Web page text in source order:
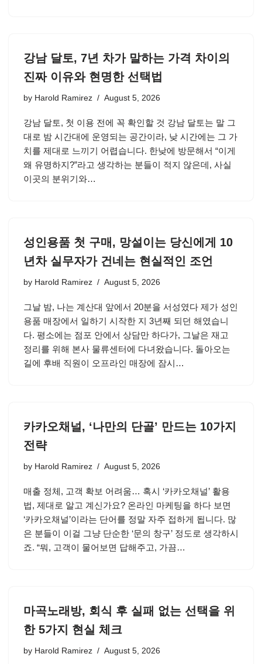
강남 달토, 7년 차가 말하는 가격 차이의
진짜 이유와 현명한 선택법
by Harold Ramirez August 5, 2026
강남 달토, 첫 이용 전에 꼭 확인할 것 강남 달토는 말 그
대로 밤 시간대에 운영되는 공간이라, 낮 시간에는 그 가
치를 제대로 느끼기 어렵습니다. 한낮에 방문해서 “이게
왜 유명하지?”라고 생각하는 분들이 적지 않은데, 사실
이곳의 분위기와…
성인용품 첫 구매, 망설이는 당신에게 10
년차 실무자가 건네는 현실적인 조언
by Harold Ramirez August 5, 2026
그날 밤, 나는 계산대 앞에서 20분을 서성였다 제가 성인
용품 매장에서 일하기 시작한 지 3년째 되던 해였습니
다. 평소에는 점포 안에서 상담만 하다가, 그날은 재고
정리를 위해 본사 물류센터에 다녀왔습니다. 돌아오는
길에 후배 직원이 오프라인 매장에 잠시…
카카오채널, ‘나만의 단골’ 만드는 10가지
전략
by Harold Ramirez August 5, 2026
매출 정체, 고객 확보 어려움… 혹시 ‘카카오채널’ 활용
법, 제대로 알고 계신가요? 온라인 마케팅을 하다 보면
‘카카오채널’이라는 단어를 정말 자주 접하게 됩니다. 많
은 분들이 이걸 그냥 단순한 ‘문의 창구’ 정도로 생각하시
죠. “뭐, 고객이 물어보면 답해주고, 가끔…
마곡노래방, 회식 후 실패 없는 선택을 위
한 5가지 현실 체크
by Harold Ramirez August 5, 2026